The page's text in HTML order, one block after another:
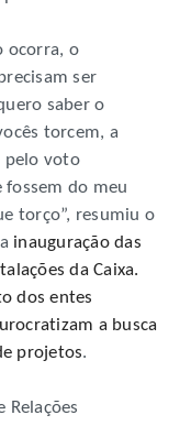
ocorra, o
ser
saber o
torcem, a
pelo voto
do meu
torço”, resumiu o
inauguração das
da Caixa.
dos entes
a busca
projetos.
Relações